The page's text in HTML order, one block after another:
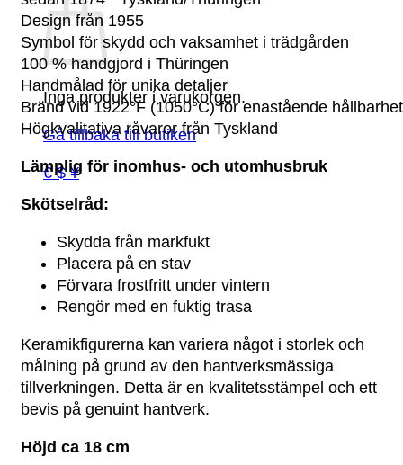
Inga produkter i varukorgen.
Gå tillbaka till butiken
€ $ ¥
Design från 1955
Symbol för skydd och vaksamhet i trädgården
100 % handgjord i Thüringen
Handmålad för unika detaljer
Bränd vid 1922°F (1050°C) för enastående hållbarhet
Högkvalitativa råvaror från Tyskland
Lämplig för inomhus- och utomhusbruk
Skötselråd:
Skydda från markfukt
Placera på en stav
Förvara frostfritt under vintern
Rengör med en fuktig trasa
Keramikfigurerna kan variera något i storlek och
målning på grund av den hantverksmässiga
tillverkningen. Detta är en kvalitetsstämpel och ett
bevis på genuint hantverk.
Höjd ca 18 cm